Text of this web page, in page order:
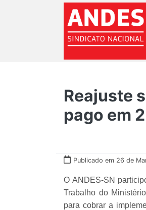
Reajuste
pago em
Publicado em 26 de
O ANDES-SN
Trabalho do
para cobrar a